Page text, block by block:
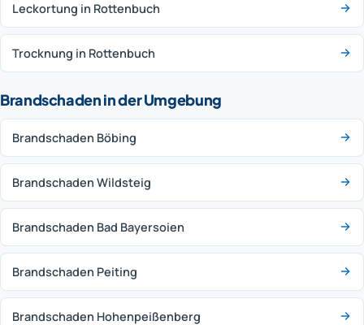
Leckortung in Rottenbuch
Trocknung in Rottenbuch
Brandschaden in der Umgebung
Brandschaden Böbing
Brandschaden Wildsteig
Brandschaden Bad Bayersoien
Brandschaden Peiting
Brandschaden Hohenpeißenberg